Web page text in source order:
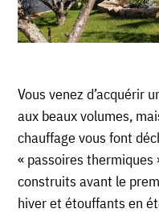
Vous venez d’acquérir
aux beaux volumes,
chauffage vous font
« passoires thermiques
construits avant le
hiver et étouffants en